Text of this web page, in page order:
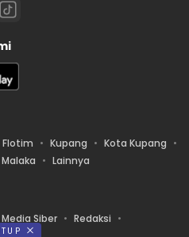
Flotim Kupang
Kota Kupang
Malaka Lainnya
Siber
Redaksi